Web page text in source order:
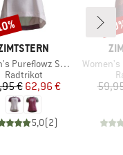
Shirt S/S
Produktgruppe
Radtrikot
Preis
€reduzierter Preis
62,96 €
5,0(2)
Artikel
Women's